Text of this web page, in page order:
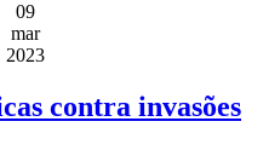
09
mar
2023
contra invasões